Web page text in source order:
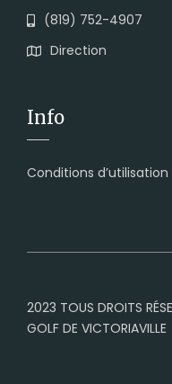
(819) 752-4907
Direction
Info
Conditions
2023 TOUS DROITS
GOLF DE VICTORIAVILLE